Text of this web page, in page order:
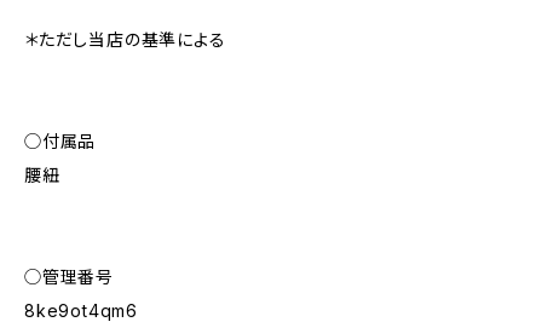
＊ただし当店の基準による
◯付属品
腰紐
◯管理番号
8ke9ot4qm6